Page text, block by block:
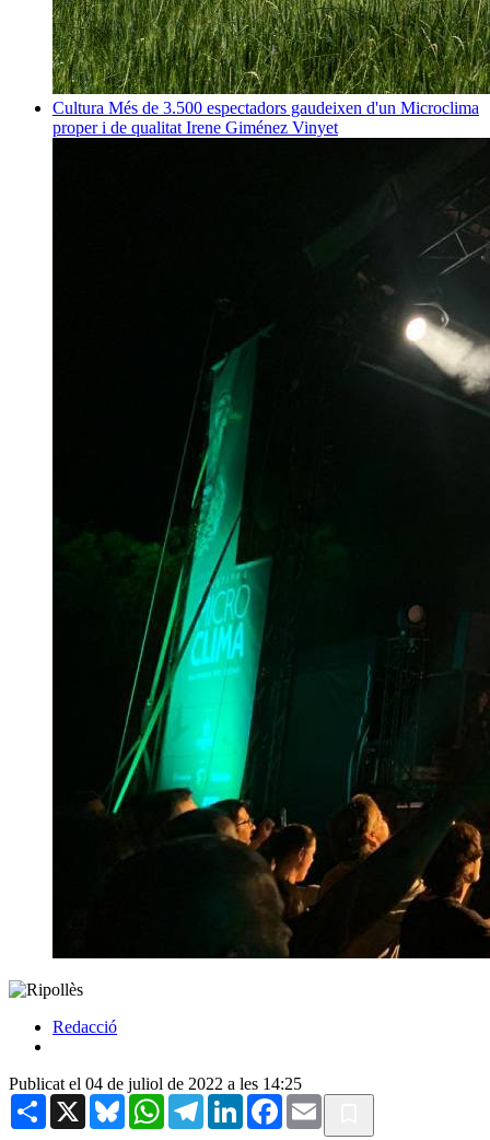
Cultura Més de 3.500 espectadors gaudeixen d'un Microclima
proper i de qualitat Irene Giménez Vinyet
Redacció
Publicat el 04 de juliol de 2022 a les 14:25
Share X BlueskyWhatsAppTelegramLinkedInFacebook
Email